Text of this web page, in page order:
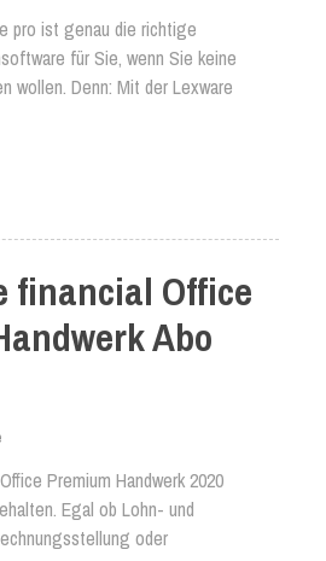
pro ist genau die richtige
für Sie, wenn Sie keine
wollen. Denn: Mit der Lexware
bis Z professionell. Erfassen Sie
und Gehälter sachgerecht ab.
financial Office
Abo
Premium Handwerk 2020
Egal ob Lohn- und
oder